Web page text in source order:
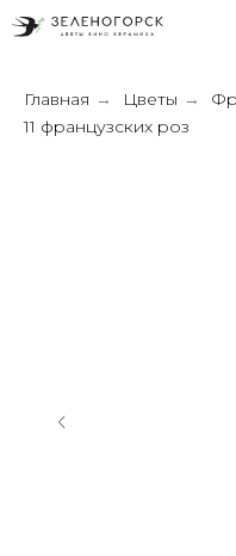
Главная → Цветы →
11 французских роз